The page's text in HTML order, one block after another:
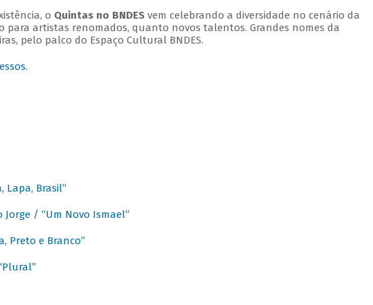
o Quintas no BNDESvem celebrando a diversidade no cenário da
para artistas renomados, quanto novos talentos. Grandes nomes da
pelo palco do Espaço Cultural BNDES.
.
Lapa, Brasil”
/ “Um Novo Ismael”
Preto e Branco”